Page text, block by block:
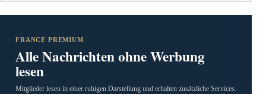
FRANCE PREMIUM
Alle Nachrichten ohne Werbung
lesen
Mitglieder lesen in einer ruhigen Darstellung und erhalten zusätzliche Services.